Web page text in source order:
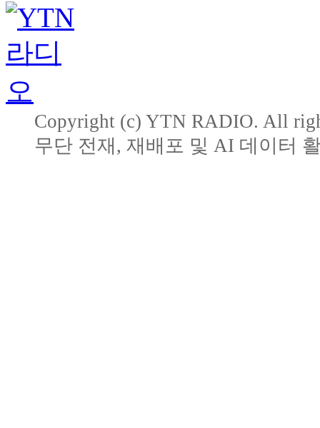
Copyright (c) YTN RADIO. All
무단 전재, 재배포 및 AI 데이터